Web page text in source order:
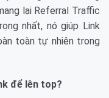
lại Referral Traffic
nhất, nó giúp Link
toàn tự nhiên trong
để lên top?